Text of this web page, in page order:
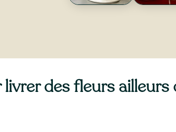
des fleurs ailleurs